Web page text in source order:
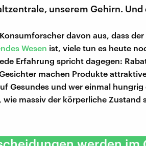
unserem Gehirn.
davon aus, dass der
Wesen ist, viele tun es heute
Erfahrung spricht dagegen:
machen Produkte
Gesundes und wer einmal
wie massiv der körperliche Zustand